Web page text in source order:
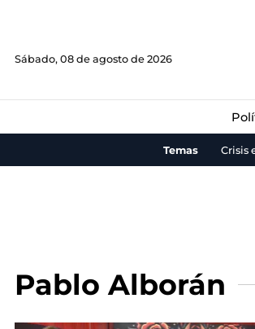
Sábado, 08 de agosto de 2026
Temas Crisis
Pablo Alborán